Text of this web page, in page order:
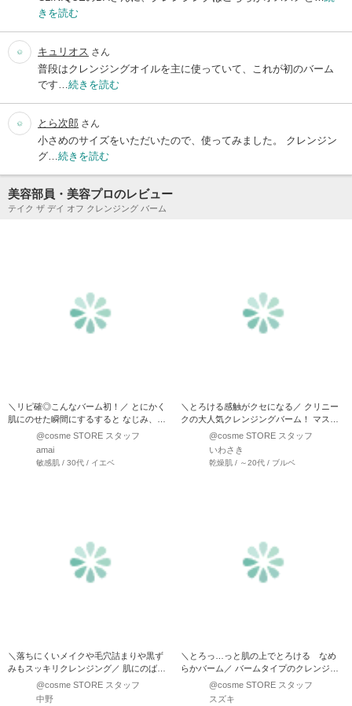
きを読む
キュリオス さん
普段はクレンジングオイルを主に使っていて、これが初のバーム
です… 続きを読む
とら次郎 さん
小さめのサイズをいただいたので、使ってみました。 クレンジン
グ… 続きを読む
美容部員・美容プロのレビュー
テイク ザ デイ オフ クレンジング バーム
＼リピ確◎こんなバーム初！／ とにかく
肌にのせた瞬間にするすると なじみ、メ
イクもしっかりオフでき…
@cosme STORE スタッフ
amai
敏感肌 / 30代 / イエベ
＼とろける感触がクセになる／ クリニー
クの大人気クレンジングバーム！ マスカ
ット大を取り、…
@cosme STORE スタッフ
いわさき
乾燥肌 / ～20代 / ブルベ
＼落ちにくいメイクや毛穴詰まりや黒ず
みもスッキリクレンジング／ 肌にのばし
た瞬間から程よい固…
@cosme STORE スタッフ
中野
＼とろっ…っと肌の上でとろける なめ
らかバーム／ バームタイプのクレンジン
グを使ったこと…
@cosme STORE スタッフ
スズキ